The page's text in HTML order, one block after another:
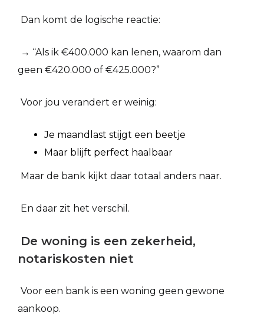
Dan komt de logische reactie:
→ “Als ik €400.000 kan lenen, waarom dan
geen €420.000 of €425.000?”
Voor jou verandert er weinig:
Je maandlast stijgt een beetje
Maar blijft perfect haalbaar
Maar de bank kijkt daar totaal anders naar.
En daar zit het verschil.
De woning is een zekerheid,
notariskosten niet
Voor een bank is een woning geen gewone
aankoop.